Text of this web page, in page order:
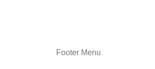
Footer Menu